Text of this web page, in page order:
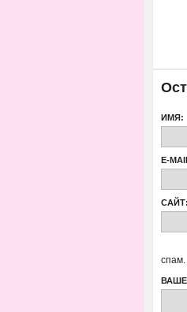
ИМЯ:
E-
САЙТ:
спам.